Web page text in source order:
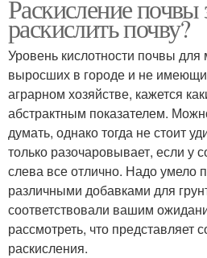
Раскисление
раскислить почву?
Уровень кислотности почвы для
выросших в городе и не
аграрном хозяйстве, кажется
абстрактным показателем.
думать, однако тогда не стоит
только разочаровывает, если у
слева все отлично. Надо умело
различными добавками для
соответствовали вашим
рассмотреть, что представляет
раскисления.